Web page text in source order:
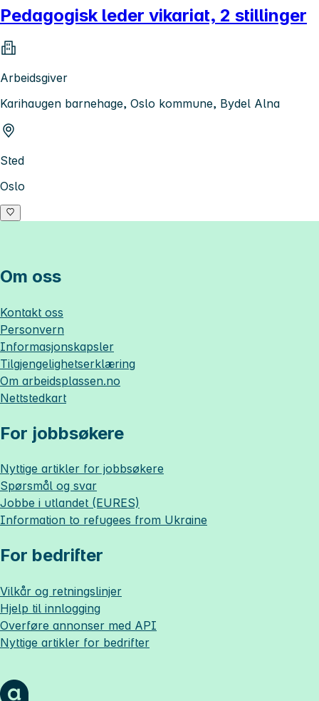
Pedagogisk leder vikariat, 2 stillinger
Arbeidsgiver
Karihaugen barnehage, Oslo kommune, Bydel Alna
Sted
Oslo
Om oss
Kontakt oss
Personvern
Informasjonskapsler
Tilgjengelighetserklæring
Om arbeidsplassen.no
Nettstedkart
For jobbsøkere
Nyttige artikler for jobbsøkere
Spørsmål og svar
Jobbe i utlandet (EURES)
Information to refugees from Ukraine
For bedrifter
Vilkår og retningslinjer
Hjelp til innlogging
Overføre annonser med API
Nyttige artikler for bedrifter